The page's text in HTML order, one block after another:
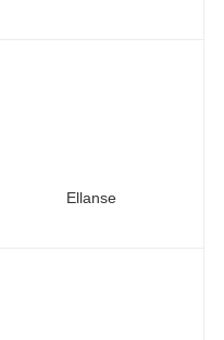
Ellanse